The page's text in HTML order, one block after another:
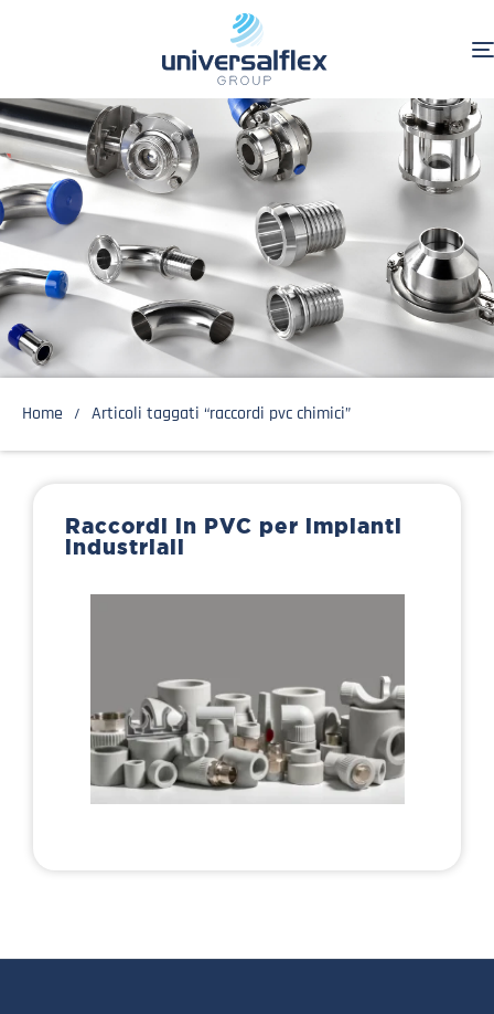
Home Articoli taggati “raccordi pvc chimici”
Raccordi in PVC per impianti
industriali